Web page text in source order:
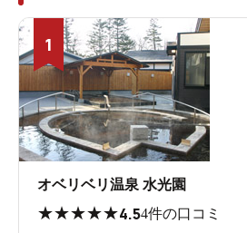
1
オベリベリ温泉 水光園
★★★★★4.54件の口コミ